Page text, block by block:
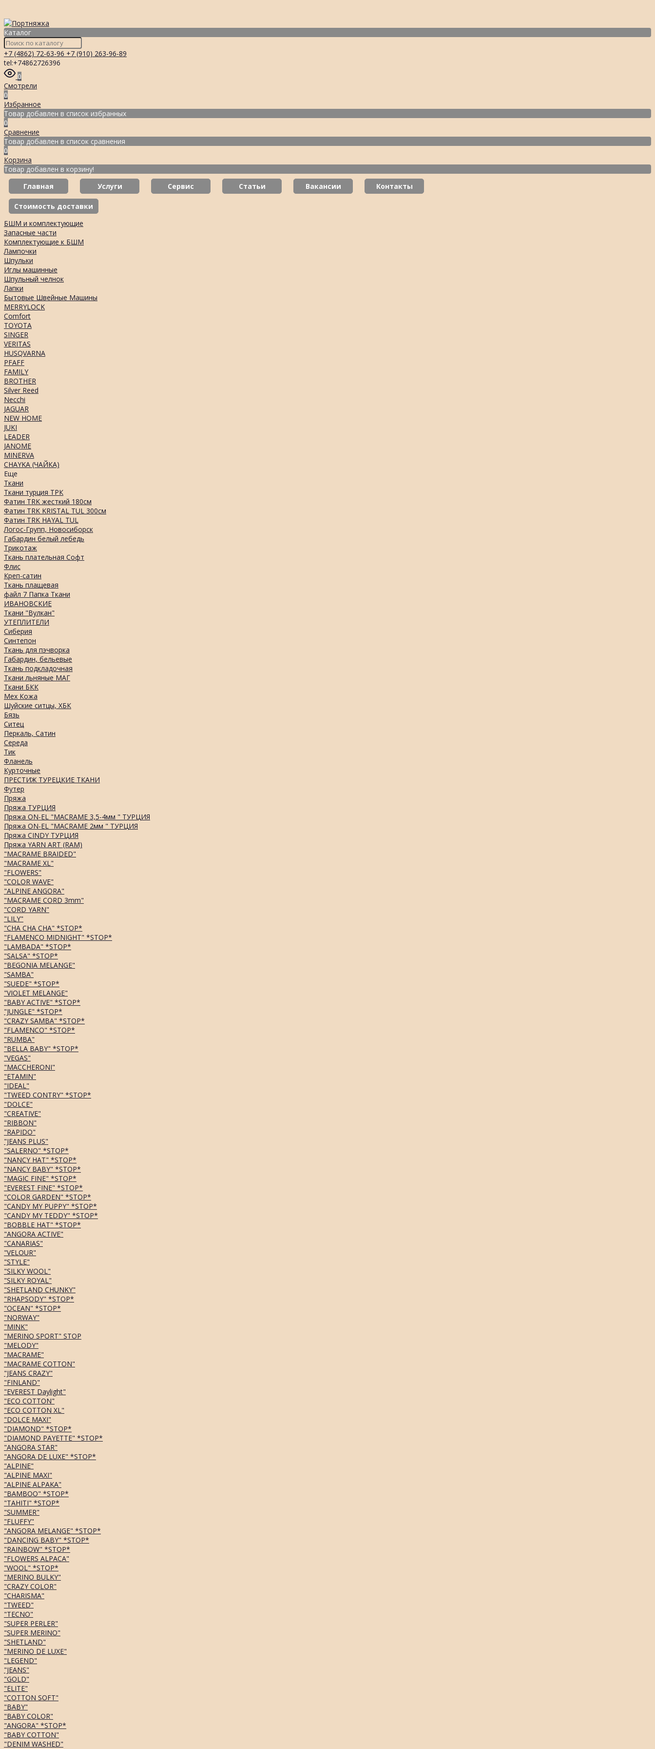
Каталог
+7 (4862) 72-63-96 +7 (910) 263-96-89
tel:+74862726396
0
Смотрели
0
Избранное
Товар добавлен в список избранных
0
Сравнение
Товар добавлен в список сравнения
0
Корзина
Товар добавлен в корзину!
Главная
Услуги Сервис Статьи Вакансии Контакты
Стоимость доставки
БШМ и комплектующие
Запасные части
Комплектующие к БШМ
Лампочки
Шпульки
Иглы машинные
Шпульный челнок
Лапки
Бытовые Швейные Машины
MERRYLOCK
Comfort
TOYOTA
SINGER
VERITAS
HUSQVARNA
PFAFF
FAMILY
BROTHER
Silver Reed
Necchi
JAGUAR
NEW HOME
JUKI
LEADER
JANOME
MINERVA
CHAYKA (ЧАЙКА)
Еще
Ткани
Ткани турция ТРК
Фатин TRK жесткий 180см
Фатин TRK KRISTAL TUL 300см
Фатин TRK HAYAL TUL
Логос-Групп, Новосиборск
Габардин белый лебедь
Трикотаж
Ткань плательная Софт
Флис
Креп-сатин
Ткань плащевая
файл 7 Папка Ткани
ИВАНОВСКИЕ
Ткани "Вулкан"
УТЕПЛИТЕЛИ
Сиберия
Синтепон
Ткань для пэчворка
Габардин, бельевые
Ткань подкладочная
Ткани льняные МАГ
Ткани БКК
Мех Кожа
Шуйские ситцы, ХБК
Бязь
Ситец
Перкаль, Сатин
Середа
Тик
Фланель
Курточные
ПРЕСТИЖ ТУРЕЦКИЕ ТКАНИ
Футер
Пряжа
Пряжа ТУРЦИЯ
Пряжа ON-EL "MACRAME 3,5-4мм " ТУРЦИЯ
Пряжа ON-EL "MACRAME 2мм " ТУРЦИЯ
Пряжа CINDY ТУРЦИЯ
Пряжа YARN ART (RAM)
"MACRAME BRAIDED"
"MACRAME XL"
"FLOWERS"
"COLOR WAVE"
"ALPINE ANGORA"
"MACRAME CORD 3mm"
"CORD YARN"
"LILY"
"CHA CHA CHA" *STOP*
"FLAMENCO MIDNIGHT" *STOP*
"LAMBADA" *STOP*
"SALSA" *STOP*
"BEGONIA MELANGE"
"SAMBA"
"SUEDE" *STOP*
"VIOLET MELANGE"
"BABY ACTIVE" *STOP*
"JUNGLE" *STOP*
"CRAZY SAMBA" *STOP*
"FLAMENCO" *STOP*
"RUMBA"
"BELLA BABY" *STOP*
"VEGAS"
"MACCHERONI"
"ETAMIN"
"IDEAL"
"TWEED CONTRY" *STOP*
"DOLCE"
"CREATIVE"
"RIBBON"
"RAPIDO"
"JEANS PLUS"
"SALERNO" *STOP*
"NANCY HAT" *STOP*
"NANCY BABY" *STOP*
"MAGIC FINE" *STOP*
"EVEREST FINE" *STOP*
"COLOR GARDEN" *STOP*
"CANDY MY PUPPY" *STOP*
"CANDY MY TEDDY" *STOP*
"BOBBLE HAT" *STOP*
"ANGORA ACTIVE"
"CANARIAS"
"VELOUR"
"STYLE"
"SILKY WOOL"
"SILKY ROYAL"
"SHETLAND CHUNKY"
"RHAPSODY" *STOP*
"OCEAN" *STOP*
"NORWAY"
"MINK"
"MERINO SPORT" STOP
"MELODY"
"MACRAME"
"MACRAME COTTON"
"JEANS CRAZY"
"FINLAND"
"EVEREST Daylight"
"ECO COTTON"
"ECO COTTON XL"
"DOLCE MAXI"
"DIAMOND" *STOP*
"DIAMOND PAYETTE" *STOP*
"ANGORA STAR"
"ANGORA DE LUXE" *STOP*
"ALPINE"
"ALPINE MAXI"
"ALPINE ALPAKA"
"BAMBOO" *STOP*
"TAHITI" *STOP*
"SUMMER"
"FLUFFY"
"ANGORA MELANGE" *STOP*
"DANCING BABY" *STOP*
"RAINBOW" *STOP*
"FLOWERS ALPACA"
"WOOL" *STOP*
"MERINO BULKY"
"CRAZY COLOR"
"CHARISMA"
"TWEED"
"TECNO"
"SUPER PERLER"
"SUPER MERINO"
"SHETLAND"
"MERINO DE LUXE"
"LEGEND"
"JEANS"
"GOLD"
"ELITE"
"COTTON SOFT"
"BABY"
"BABY COLOR"
"ANGORA" *STOP*
"BABY COTTON"
"DENIM WASHED"